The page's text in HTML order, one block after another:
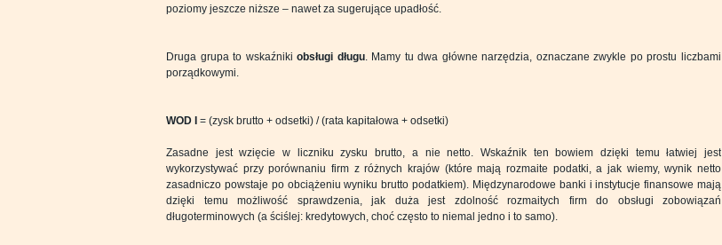
poziomy jeszcze niższe – nawet za sugerujące upadłość.
Druga grupa to wskaźnikiobsługi długu. Mamy tu dwa główne narzędzia, oznaczane zwykle po prostu liczbami
porządkowymi.
WOD I = (zysk brutto + odsetki) / (rata kapitałowa + odsetki)
Zasadne jest wzięcie w liczniku zysku brutto, a nie netto. Wskaźnik ten bowiem dzięki temu łatwiej jest
wykorzystywać przy porównaniu firm z różnych krajów (które mają rozmaite podatki, a jak wiemy, wynik netto
zasadniczo powstaje po obciążeniu wyniku brutto podatkiem). Międzynarodowe banki i instytucje finansowe mają
dzięki temu możliwość sprawdzenia, jak duża jest zdolność rozmaitych firm do obsługi zobowiązań
długoterminowych (a ściślej: kredytowych, choć często to niemal jedno i to samo).